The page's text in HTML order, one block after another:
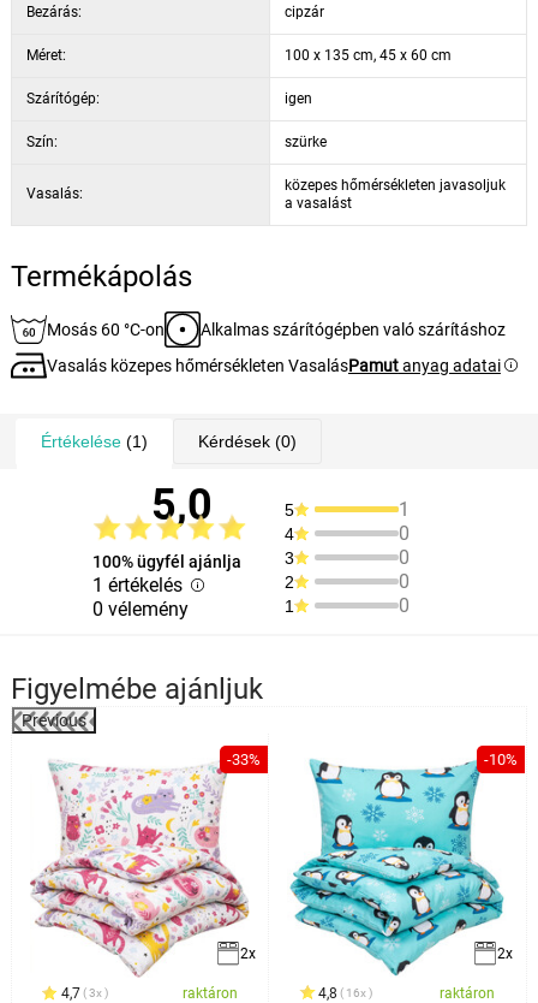
Bezárás: cipzár
Méret: 100 x 135 cm, 45 x 60 cm
Szárítógép: igen
Szín: szürke
Vasalás:
közepes hőmérsékleten javasoljuk
a vasalást
Termékápolás
Mosás 60 °C-on
Alkalmas szárítógépben való szárításhoz
Vasalás közepes hőmérsékleten VasalásPamutanyag adatai
Értékelése(1) Kérdések(0)
5,0
100% ügyfél ajánlja
1 értékelés
0 vélemény
5 1
4 0
3 0
2 0
1 0
Figyelmébe ajánljuk
Previous
-33%
2x
4,7 3x raktáron
-10%
2x
4,8 16x raktáron